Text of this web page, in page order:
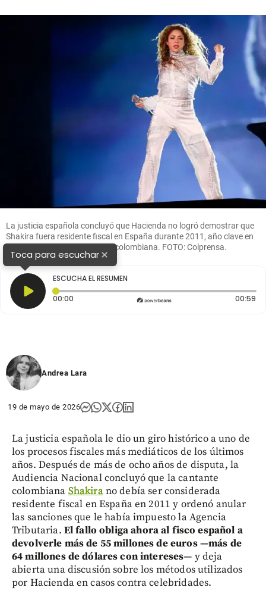
La justicia española concluyó que Hacienda no logró demostrar que
Shakira fuera residente fiscal en España durante 2011, año clave en
el proceso contra la cantante colombiana. FOTO: Colprensa.
Toca para escuchar×
ESCUCHA EL RESUMEN
00:00 Tiempo transcurrido: 0 segundos 00:59
Andrea Lara
19 de mayo de 2026
La justicia española le dio un giro histórico a uno de
los procesos fiscales más mediáticos de los últimos
años. Después de más de ocho años de disputa, la
Audiencia Nacional concluyó que la cantante
colombiana Shakirano debía ser considerada
residente fiscal en España en 2011 y ordenó anular
las sanciones que le había impuesto la Agencia
Tributaria. El fallo obliga ahora al fisco español a
devolverle más de 55 millones de euros —más de
64 millones de dólares con intereses— y deja
abierta una discusión sobre los métodos utilizados
por Hacienda en casos contra celebridades.